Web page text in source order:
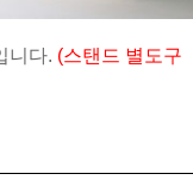
니다. (스탠드 별도구